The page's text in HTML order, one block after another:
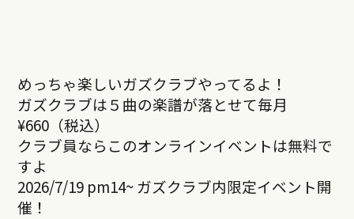
めっちゃ楽しいガズクラブやってるよ！
ガズクラブは５曲の楽譜が落とせて毎月
¥660（税込）
クラブ員ならこのオンラインイベントは無料で
すよ
2026/7/19 pm14~ ガズクラブ内限定イベント開
催！